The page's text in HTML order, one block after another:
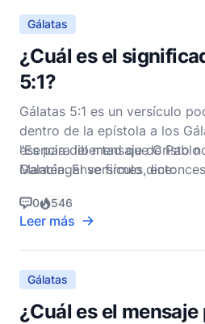
versículo,
Gálatas
¿Cuál es el
5:1?
Gálatas 5:1 es un versículo
dentro de la epístola a los
esencia del mensaje de Pablo
Galacia. El versículo dice:
"Es para libertad que Cristo
Manténganse firmes,
0 546
Leer más
Gálatas
¿Cuál es el